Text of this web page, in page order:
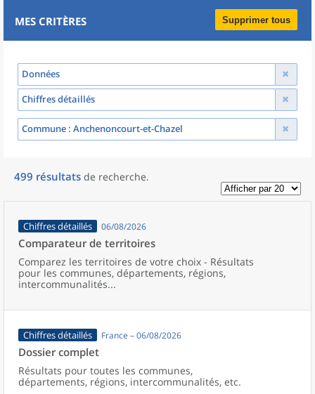
MES CRITÈRES Supprimer tous
Données
Chiffres détaillés
Commune : Anchenoncourt-et-Chazel
499 résultats de recherche.
Chiffres détaillés 06/08/2026
Comparateur de territoires
Comparez les territoires de votre choix - Résultats
pour les communes, départements, régions,
intercommunalités...
Chiffres détaillés France – 06/08/2026
Dossier complet
Résultats pour toutes les communes,
départements, régions, intercommunalités, etc.